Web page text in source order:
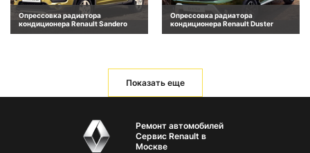
Опрессовка радиатора
кондиционера Renault Sandero
Опрессовка радиатора
кондиционера Renault Duster
Показать еще
Ремонт автомобилей
Сервис Renault в
Москве